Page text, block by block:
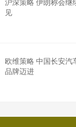
见
欧维策略 中国长安
品牌迈进